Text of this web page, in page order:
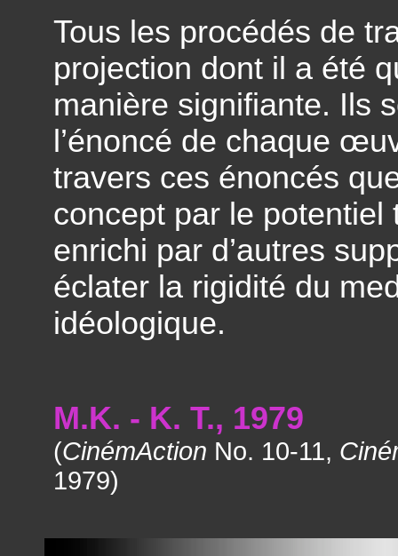
Tous les procédés de
projection dont il a été
manière signifiante. Ils
l’énoncé de chaque
travers ces énoncés
concept par le
enrichi par d’autres
éclater la rigidité du
idéologique.
M.K. - K. T., 1979
(CinémAction No. 10-11,
1979)